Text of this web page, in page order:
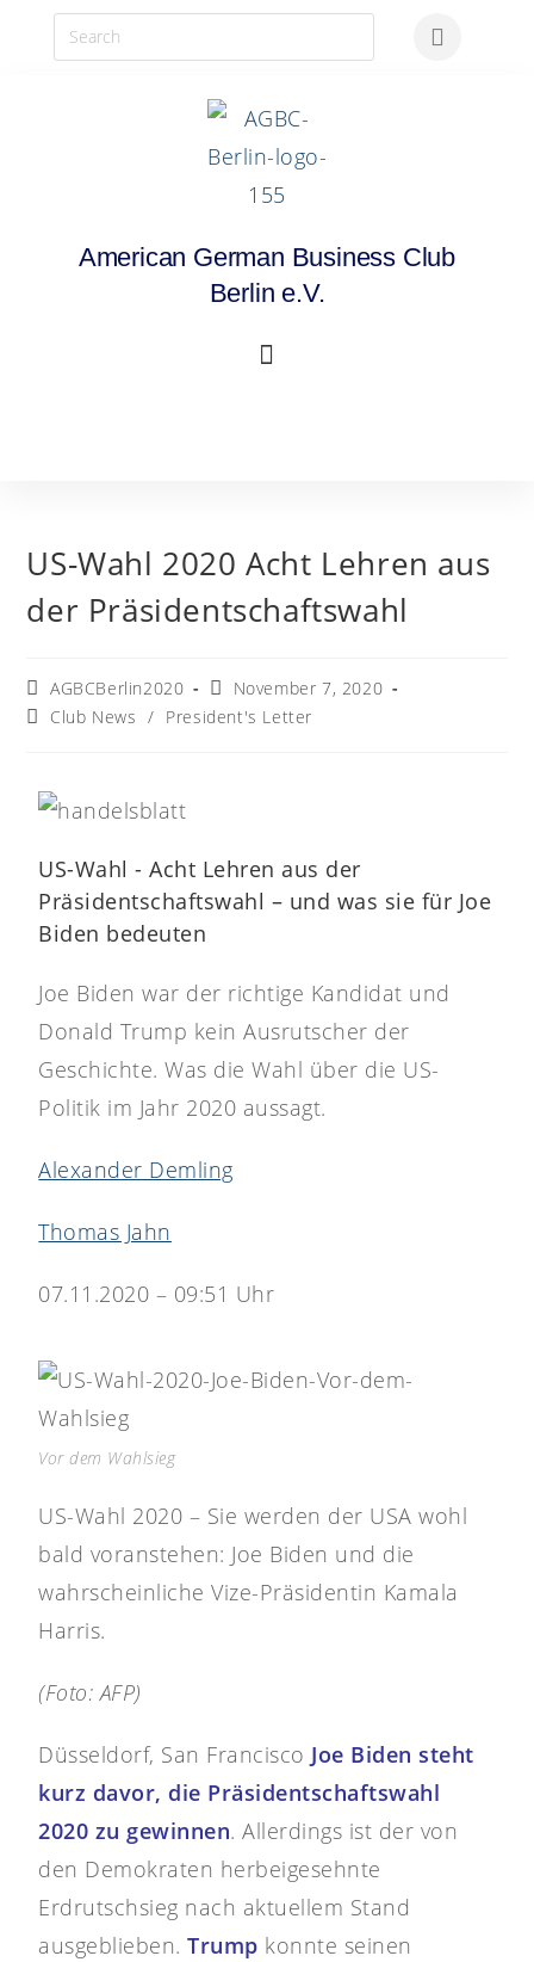
American German Business Club
Berlin e.V.
US-Wahl 2020 Acht Lehren aus
der Präsidentschaftswahl
AGBCBerlin2020
November 7, 2020
Club News / President's Letter
US-Wahl - Acht Lehren aus der
Präsidentschaftswahl – und was sie für Joe
Biden bedeuten
Joe Biden war der richtige Kandidat und
Donald Trump kein Ausrutscher der
Geschichte. Was die Wahl über die US-
Politik im Jahr 2020 aussagt.
Alexander Demling
Thomas Jahn
07.11.2020 – 09:51 Uhr
Vor dem Wahlsieg
US-Wahl 2020 – Sie werden der USA wohl
bald voranstehen: Joe Biden und die
wahrscheinliche Vize-Präsidentin Kamala
Harris.
(Foto: AFP)
Düsseldorf, San Francisco Joe Biden steht
kurz davor, die Präsidentschaftswahl
2020 zu gewinnen. Allerdings ist der von
den Demokraten herbeigesehnte
Erdrutschsieg nach aktuellem Stand
ausgeblieben.Trump konnte seinen